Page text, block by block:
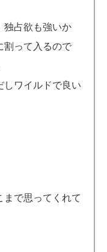
独占欲も強いか
割って入るので
しワイルドで良い
まで思ってくれて